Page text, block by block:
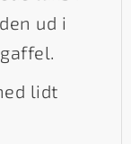
ud i
lidt